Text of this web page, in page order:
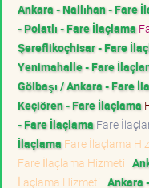
Ankara - Nallıhan - Fare
- Polatlı - Fare İlaçlama
Şereflikoçhisar - Fare
Yenimahalle - Fare
Gölbaşı / Ankara - Fare
Keçiören - Fare İlaçlama
- Fare İlaçlama Fare
İlaçlama Fare İlaçlama
Fare İlaçlama Hizmeti
İlaçlama Hizmeti Ankara